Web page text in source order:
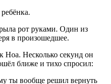
рот руками. Один из
в произошедшее.
Ноа. Несколько секунд он
ближе и тихо спросил:
ты вообще решил вернуть